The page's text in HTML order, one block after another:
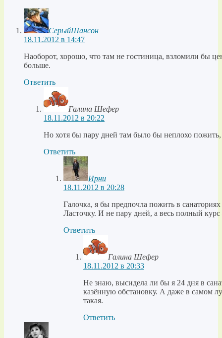
СерыйШансон
18.11.2012 в 14:47
Наоборот, хорошо, что там не гостиница, взломили бы
больше.
Ответить
Галина Шефер
18.11.2012 в 20:22
Но хотя бы пару дней там было бы неплохо пожить,
Ответить
Ирни
18.11.2012 в 20:28
Галочка, я бы предпочла пожить в
Ласточку. И не пару дней, а весь полный
Ответить
Галина Шефер
18.11.2012 в 20:33
Не знаю, высидела ли бы я 24 дня в
казённую обстановку. А даже в самом
такая.
Ответить